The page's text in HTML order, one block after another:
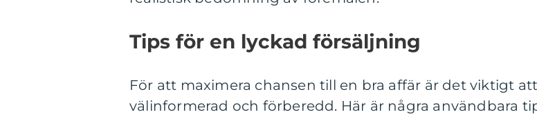
Tips för en lyckad försäljning
För att maximera chansen till en bra affär är det viktigt
välinformerad och förberedd. Här är några användbara